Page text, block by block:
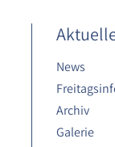
News
Archiv
Galerie